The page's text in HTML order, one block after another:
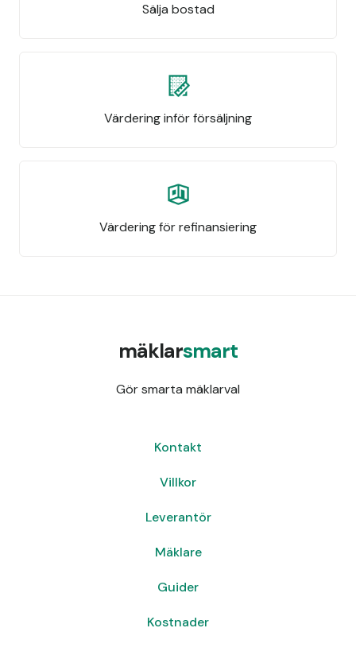
Sälja bostad
Värdering inför försäljning
Värdering för refinansiering
mäklarsmart
Gör smarta mäklarval
Kontakt
Villkor
Leverantör
Mäklare
Guider
Kostnader